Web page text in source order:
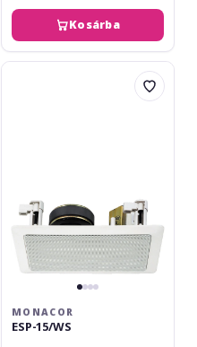
Kosárba
Monacor
MONACOR
ESP-15/WS